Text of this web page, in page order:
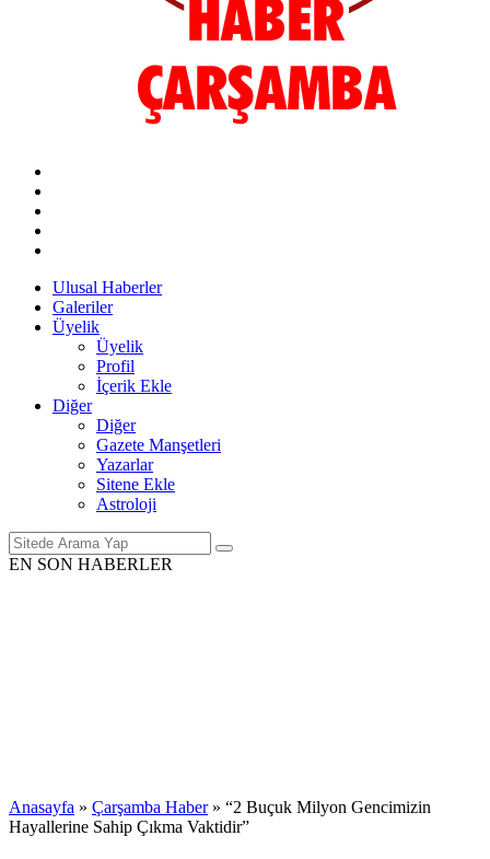
Ulusal Haberler
Galeriler
Üyelik
Üyelik
Profil
İçerik Ekle
Diğer
Diğer
Gazete Manşetleri
Yazarlar
Sitene Ekle
Astroloji
EN SON HABERLER
Anasayfa » Çarşamba Haber » “2 Buçuk Milyon Gencimizin
Hayallerine Sahip Çıkma Vaktidir”